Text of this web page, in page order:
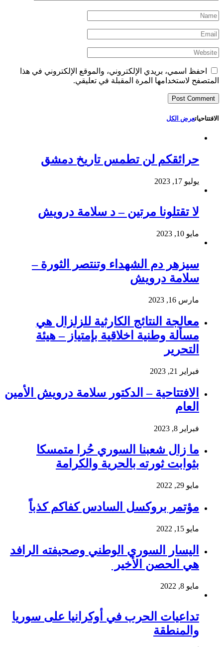
احفظ اسمي، بريدي الإلكتروني، والموقع الإلكتروني في هذا
المتصفح لاستخدامها المرة المقبلة في تعليقي.
الافتتاحياتعرض الكل
حرائقكم لن تطمس تاريخ دمشق
يوليو 17, 2023
لا تقتلونا مرتين – د سلامة درويش
مايو 10, 2023
سيزهر دم الشهداء وتنتصر الثورة –
سلامة درويش
مارس 16, 2023
معالجة النتائج الكارثية للزلزال هي
مسألة وطنية اخلاقية بإمتياز – هيئة
التحرير
فبراير 21, 2023
الافتتاحية – الدكتور سلامة درويش الأمين
العام
فبراير 8, 2023
ما زال شعبنا السوري حُرا متمسكا
بثوابت ثورته بالحرية والكرامة
مايو 29, 2022
مؤتمر بروكسل السادس كفاكم كذباً
مايو 15, 2022
اليسار السوري الوطني وصحيفته الرافد
هي الحصن الأخير
مايو 8, 2022
تداعيات الحرب في أوكرانيا على سوريا
والمنطقة